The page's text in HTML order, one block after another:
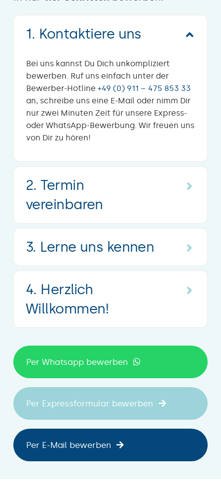
1. Kontaktiere uns
Bei uns kannst Du Dich unkompliziert
bewerben. Ruf uns einfach unter der
Bewerber-Hotline +49 (0) 911 – 475 853 33
an, schreibe uns eine E-Mail oder nimm Dir
nur zwei Minuten Zeit für unsere Express-
oder WhatsApp-Bewerbung. Wir freuen uns
von Dir zu hören!
2. Termin
vereinbaren
3. Lerne uns kennen
4. Herzlich
Willkommen!
Per Whatsapp bewerben
Per Expressformular bewerben
Per E-Mail bewerben